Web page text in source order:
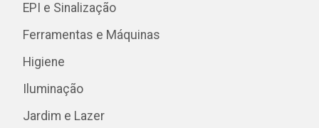
EPI e Sinalização
Ferramentas e Máquinas
Higiene
Iluminação
Jardim e Lazer